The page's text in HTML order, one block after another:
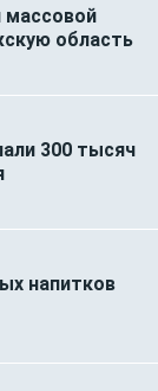
массовой
область
300 тысяч
напитков